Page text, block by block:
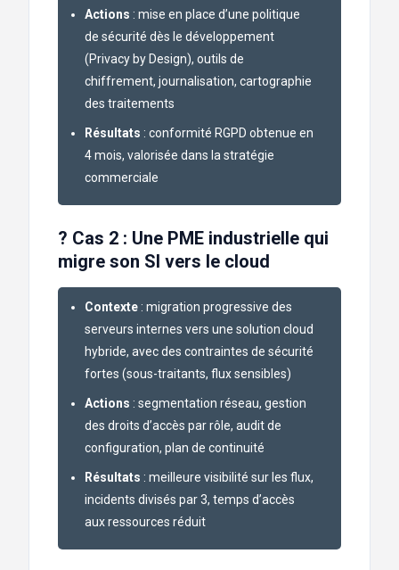
Actions : mise en place d’une politique
de sécurité dès le développement
(Privacy by Design), outils de
chiffrement, journalisation, cartographie
des traitements
Résultats : conformité RGPD obtenue en
4 mois, valorisée dans la stratégie
commerciale
? Cas 2 : Une PME industrielle qui
migre son SI vers le cloud
Contexte : migration progressive des
serveurs internes vers une solution cloud
hybride, avec des contraintes de sécurité
fortes (sous-traitants, flux sensibles)
Actions : segmentation réseau, gestion
des droits d’accès par rôle, audit de
configuration, plan de continuité
Résultats : meilleure visibilité sur les flux,
incidents divisés par 3, temps d’accès
aux ressources réduit